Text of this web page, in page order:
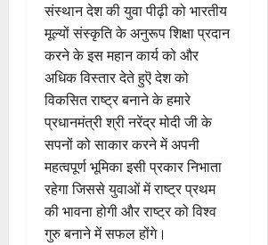
संस्थान देश की युवा पीढ़ी को भारतीय
मूल्यों संस्कृति के अनुरूप शिक्षा प्रदान
करने के इस महान कार्य को और
अधिक विस्तार देते हुऎ देश को
विकसित राष्ट्र बनाने के हमारे
प्रधानमंत्री श्री नरेंद्र मोदी जी के
सपनों को साकार करने में अपनी
महत्वपूर्ण भूमिका इसी प्रकार निभाता
रहेगा जिससे युवाओं में राष्ट्र प्रथम
की भावना होगी और राष्ट्र को विश्व
गुरु बनाने में सफल होंगे।